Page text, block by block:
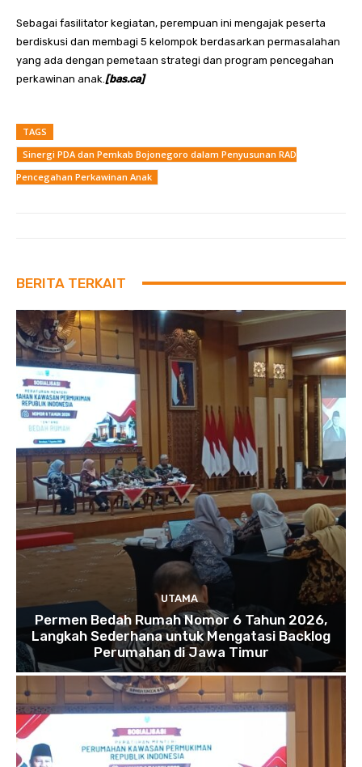
Sebagai fasilitator kegiatan, perempuan ini mengajak peserta
berdiskusi dan membagi 5 kelompok berdasarkan permasalahan
yang ada dengan pemetaan strategi dan program pencegahan
perkawinan anak. [bas.ca]
TAGS
Sinergi PDA dan Pemkab Bojonegoro dalam Penyusunan RAD
Pencegahan Perkawinan Anak
BERITA TERKAIT
UTAMA
Permen Bedah Rumah Nomor 6 Tahun 2026,
Langkah Sederhana untuk Mengatasi Backlog
Perumahan di Jawa Timur